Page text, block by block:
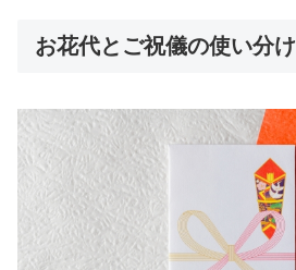
お花代とご祝儀の使い分け